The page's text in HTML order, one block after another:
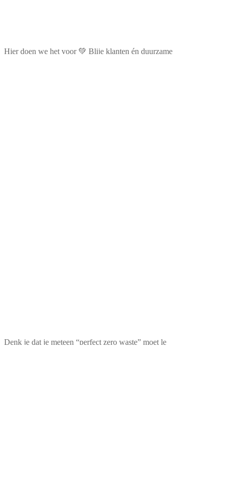
Hier doen we het voor 💚 Blije klanten én duurzame
Denk je dat je meteen “perfect zero waste” moet le